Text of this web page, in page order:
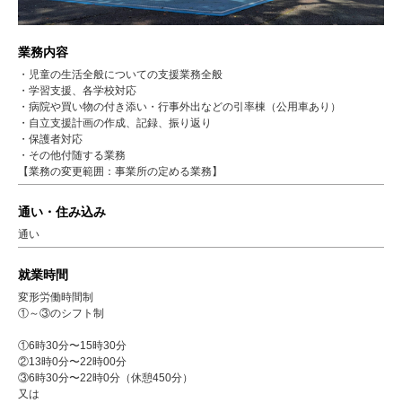
業務内容
・児童の生活全般についての支援業務全般
・学習支援、各学校対応
・病院や買い物の付き添い・行事外出などの引率棟（公用車あり）
・自立支援計画の作成、記録、振り返り
・保護者対応
・その他付随する業務
【業務の変更範囲：事業所の定める業務】
通い・住み込み
通い
就業時間
変形労働時間制
①～③のシフト制
①6時30分〜15時30分
②13時0分〜22時00分
③6時30分〜22時0分（休憩450分）
又は